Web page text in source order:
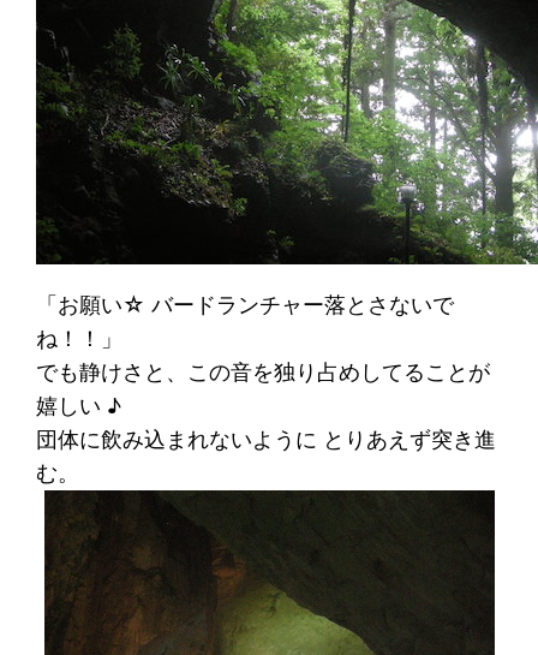
「お願い☆ バードランチャー落とさないで
ね！！」
でも静けさと、この音を独り占めしてることが
嬉しい ♪
団体に飲み込まれないように とりあえず突き進
む。